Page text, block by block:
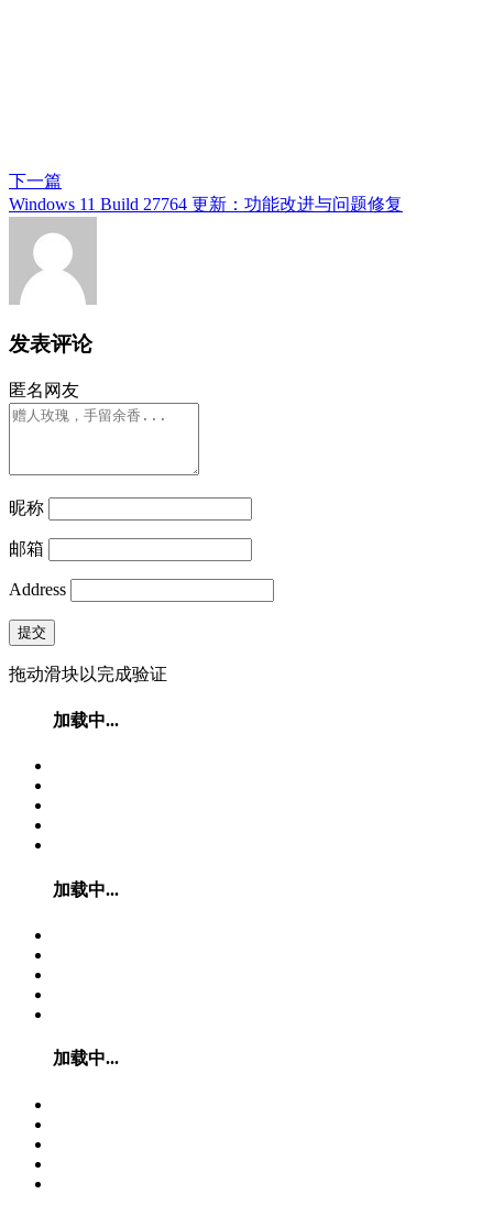
下一篇
Windows 11 Build 27764 更新：功能改进与问题修复
发表评论
匿名网友
昵称
邮箱
Address
提交
拖动滑块以完成验证
加载中...
加载中...
加载中...